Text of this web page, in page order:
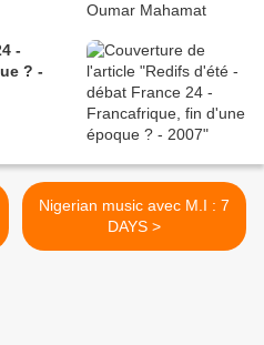
-
? -
Nigerian music avec M.I : 7
DAYS >